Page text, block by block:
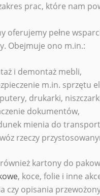
prac, które nam
oferujemy pełne
Obejmuje ono m.in.:
i demontaż mebli,
m.in. sprzętu
drukarki,
dokumentów,
mienia do
rzeczy
kartony do
, koce, folie i inne
czy opisania